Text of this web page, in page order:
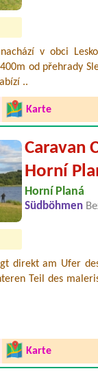
v obci
od přehrady
..
Karte
Caravan
Horní
Horní Planá
Südböhmen
direkt am Ufer
Teil des
Karte